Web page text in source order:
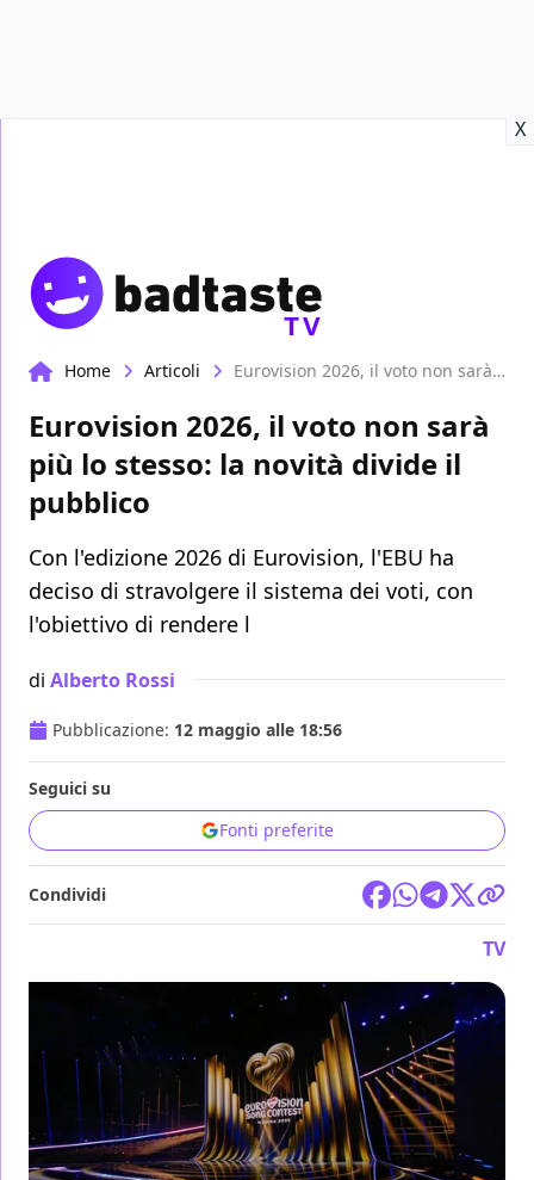
X
TV
Home Articoli Eurovision 2026, il voto non sarà più lo stesso: la novità divide il pubblico
Eurovision 2026, il voto non sarà
più lo stesso: la novità divide il
pubblico
Con l'edizione 2026 di Eurovision, l'EBU ha
deciso di stravolgere il sistema dei voti, con
l'obiettivo di rendere l
di Alberto Rossi
Pubblicazione: 12 maggio alle 18:56
Seguici su
Fonti preferite
Condividi
TV